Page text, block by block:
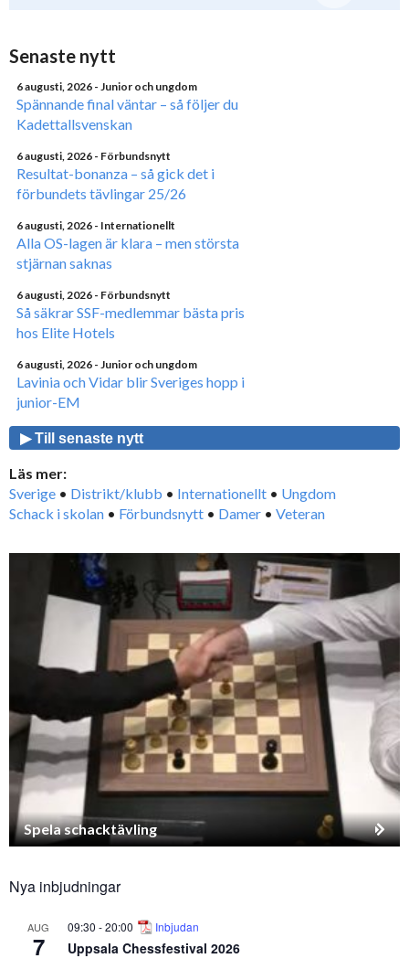
Senaste nytt
6 augusti, 2026 - Junior och ungdom
Spännande final väntar – så följer du
Kadettallsvenskan
6 augusti, 2026 - Förbundsnytt
Resultat-bonanza – så gick det i
förbundets tävlingar 25/26
6 augusti, 2026 - Internationellt
Alla OS-lagen är klara – men största
stjärnan saknas
6 augusti, 2026 - Förbundsnytt
Så säkrar SSF-medlemmar bästa pris
hos Elite Hotels
6 augusti, 2026 - Junior och ungdom
Lavinia och Vidar blir Sveriges hopp i
junior-EM
▶ Till senaste nytt
Läs mer:
Sverige • Distrikt/klubb • Internationellt • Ungdom
Schack i skolan • Förbundsnytt • Damer • Veteran
Spela schacktävling
Nya inbjudningar
AUG
7
09:30 -20:00 Inbjudan
Uppsala Chessfestival 2026